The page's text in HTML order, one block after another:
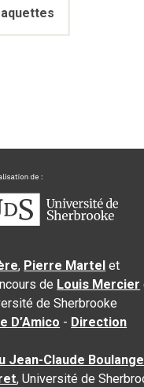
, Pierre Martel et
de Louis Mercier
de Sherbrooke
D’Amico - Direction
Jean-Claude
, Université de